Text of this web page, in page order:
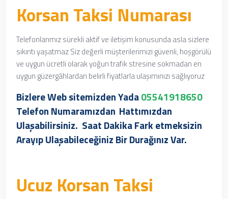
Korsan Taksi Numarası
Telefonlarımız sürekli aktif ve iletişim konusunda asla sizlere
sıkıntı yaşatmaz Siz değerli müşterilerimizi güvenli, hoşgörülü
ve uygun ücretli olarak yoğun trafik stresine sokmadan en
uygun güzergâhlardan belirli fiyatlarla ulaşımınızı sağlıyoruz
Bizlere Web sitemizden Yada05541918650
Telefon Numaramızdan Hattımızdan
Ulaşabilirsiniz. Saat Dakika Fark etmeksizin
Arayıp Ulaşabileceğiniz Bir Durağınız Var.
Ucuz Korsan Taksi